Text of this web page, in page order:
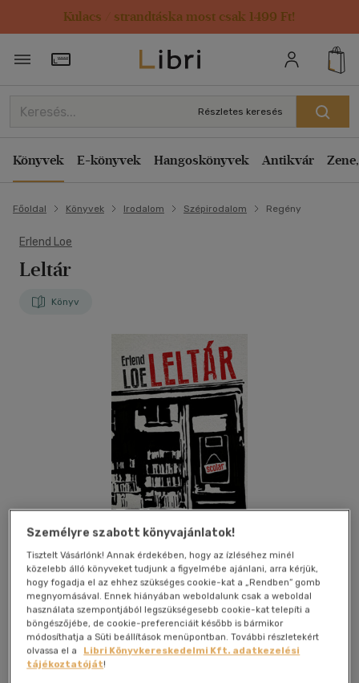
Kulacs / strandtáska most csak 1499 Ft!
Törzsvásárlói Kártya adatai
Részletes keresés
Könyvek E-könyvek Hangoskönyvek Antikvár
Főoldal Könyvek Irodalom Szépirodalom Regény
Erlend Loe
Leltár
Könyv
Kívánságlistához adom Megosztom
(1 vélemény)
Scolar Kiadó Kft.
Személyre szabott könyvajánlatok!
Tisztelt Vásárlónk! Annak érdekében, hogy az ízléséhez minél
közelebb álló könyveket tudjunk a figyelmébe ajánlani, arra kérjük,
hogy fogadja el az ehhez szükséges cookie-kat a „Rendben” gomb
megnyomásával. Ennek hiányában weboldalunk csak a weboldal
használata szempontjából legszükségesebb cookie-kat telepíti a
böngészőjébe, de cookie-preferenciáit később is bármikor
módosíthatja a Süti beállítások menüpontban. További részletekért
olvassa el a
Libri Könyvkereskedelmi Kft. adatkezelési
tájékoztatóját!